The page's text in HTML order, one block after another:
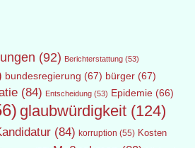
(92) Berichterstattung (53)
bundesregierung (67) bürger (67)
(84) Entscheidung (53) Epidemie (66)
glaubwürdigkeit (124)
(84) korruption (55) Kosten